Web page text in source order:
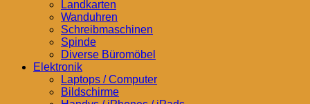
Landkarten
Wanduhren
Schreibmaschinen
Spinde
Diverse Büromöbel
Elektronik
Laptops / Computer
Bildschirme